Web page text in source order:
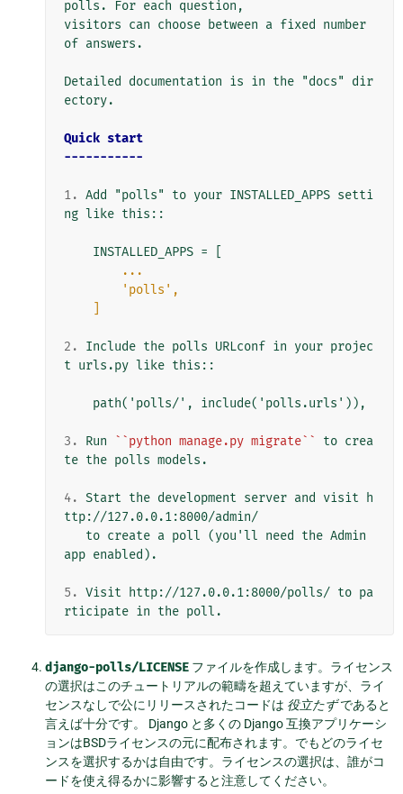
polls. For each question,
visitors can choose between a fixed number
of answers.
Detailed documentation is in the "docs" dir
ectory.
Quick start
-----------
1. Add "polls" to your INSTALLED_APPS setti
ng like this::
        ...
        'polls',
    ]
2.
Include the polls URLconf in your projec
t urls.py like this::
3. Run ``python manage.py migrate``
to crea
te the polls models.
4. Start the development server and visit h
ttp://127.0.0.1:8000/admin/
app enabled).
5. Visit http://127.0.0.1:8000/polls/ to pa
django-polls/LICENSE ファイルを作成します。ライセンス
の選択はこのチュートリアルの範疇を超えていますが、ライ
センスなしで公にリリースされたコードは 役立たずであると
言えば十分です。 Django と多くの Django 互換アプリケーシ
ョンはBSDライセンスの元に配布されます。でもどのライセ
ンスを選択するかは自由です。ライセンスの選択は、誰がコ
ードを使え得るかに影響すると注意してください。